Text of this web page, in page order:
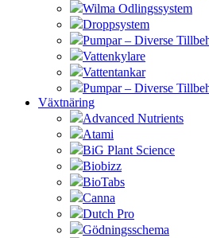
Wilma Odlingssystem
Droppsystem
Pumpar – Diverse
Vattenkylare
Vattentankar
Pumpar – Diverse
Växtnäring
Advanced Nutrients
Atami
BiG Plant Science
Biobizz
BioTabs
Canna
Dutch Pro
Gödningsschema